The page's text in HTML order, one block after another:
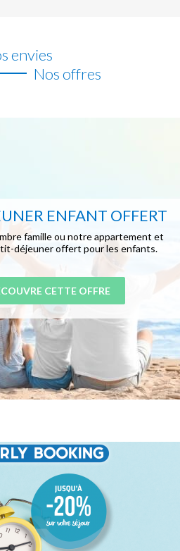
envies
Nos offres
ENFANT OFFERT
famille ou notre appartement et
déjeuner offert pour les enfants.
CETTE OFFRE